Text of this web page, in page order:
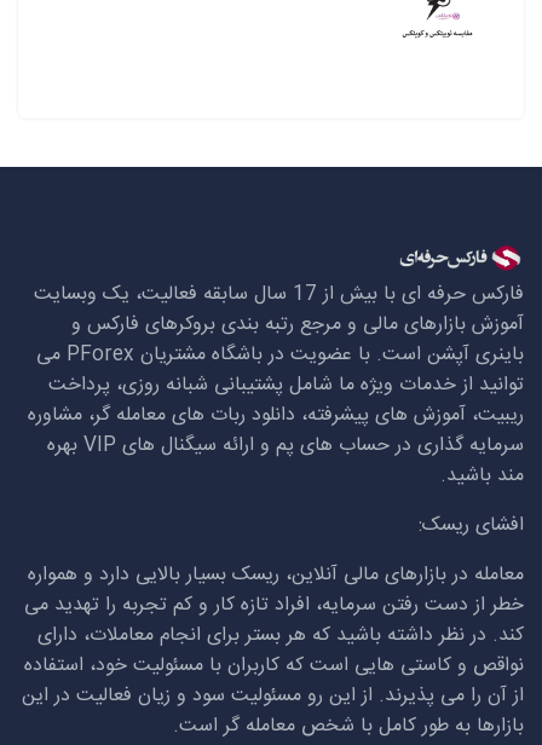
فارکس حرفه ای با بیش از 17 سال سابقه فعالیت، یک وبسایت
آموزش بازارهای مالی و مرجع رتبه بندی بروکرهای فارکس و
باینری آپشن است. با عضویت در باشگاه مشتریان PForex می
توانید از خدمات ویژه ما شامل پشتیبانی شبانه روزی، پرداخت
ریبیت، آموزش های پیشرفته، دانلود ربات های معامله گر، مشاوره
سرمایه گذاری در حساب های پم و ارائه سیگنال های VIPبهره
مند باشید.
افشای ریسک:
معامله در بازارهای مالی آنلاین، ریسک بسیار بالایی دارد و همواره
خطر از دست رفتن سرمایه، افراد تازه کار و کم تجربه را تهدید می
کند. در نظر داشته باشید که هر بستر برای انجام معاملات، دارای
نواقص و کاستی هایی است که کاربران با مسئولیت خود، استفاده
از آن را می پذیرند. از این رو مسئولیت سود و زیان فعالیت در این
بازارها به طور کامل با شخص معامله گر است.